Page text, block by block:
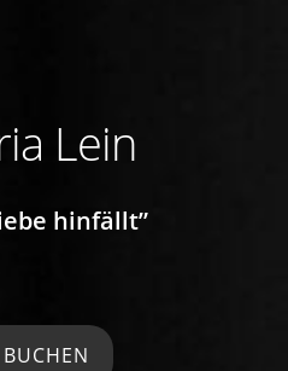
Lein
hinfällt”